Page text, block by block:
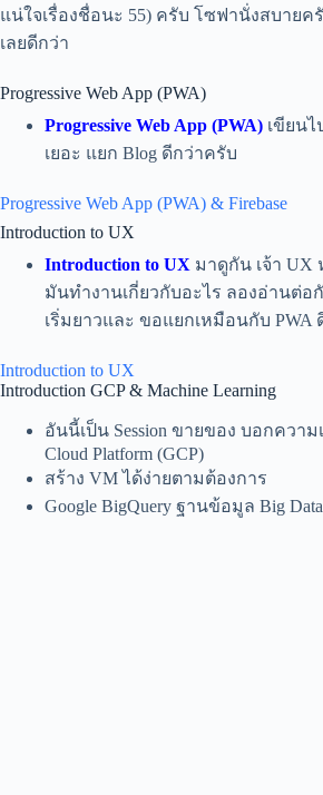
แน่ใจเรื่องชื่อนะ 55) ครับ โซฟานั่งสบายครั
เลยดีกว่า
Progressive Web App (PWA)
Progressive Web App (PWA) เขียนไ
เยอะ แยก Blog ดีกว่าครับ
Progressive Web App (PWA) & Firebase
Introduction to UX
Introduction to UX มาดูกัน เจ้า UX
มันทำงานเกี่ยวกับอะไร ลองอ่านต่อ
เริ่มยาวและ ขอแยกเหมือนกับ PWA
Introduction to UX
Introduction GCP & Machine Learning
อันนี้เป็น Session ขายของ บอกความ
Cloud Platform (GCP)
สร้าง VM ได้ง่ายตามต้องการ
Google BigQuery ฐานข้อมูล Big